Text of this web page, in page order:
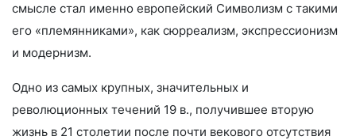
смысле стал именно европейский Символизм с такими
его «племянниками», как сюрреализм, экспрессионизм
и модернизм.
Одно из самых крупных, значительных и
революционных течений 19 в., получившее вторую
жизнь в 21 столетии после почти векового отсутствия